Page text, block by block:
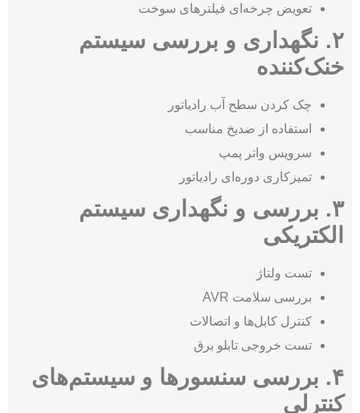
تعویض چرخه‌ای فیلترهای سوخت
۲. نگهداری و بررسی سیستم
خنک‌کننده
چک کردن سطح آب رادیاتور
استفاده از ضدیخ مناسب
سرویس واتر پمپ
تمیزکاری دوره‌ای رادیاتور
۳. بررسی و نگهداری سیستم
الکتریکی
تست ولتاژ
بررسی سلامت AVR
کنترل کابل‌ها و اتصالات
تست خروجی تابلو برق
۴. بررسی سنسورها و سیستم‌های
کنترلی